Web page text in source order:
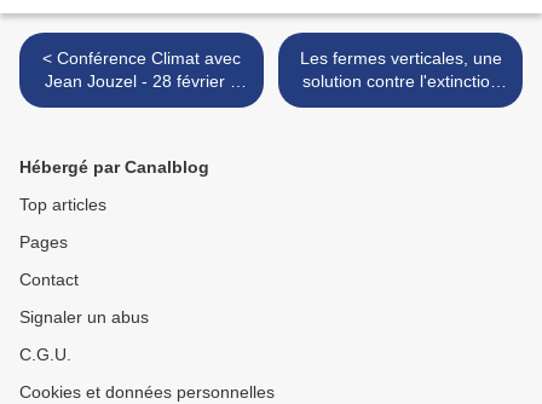
< Conférence Climat avec
Jean Jouzel - 28 février à
Avignon - Conference about
Les fermes verticales, une
solution contre l'extinction
des espèces ? - Vertical
Hébergé par Canalblog
Top articles
Pages
Contact
Signaler un abus
C.G.U.
Cookies et données personnelles